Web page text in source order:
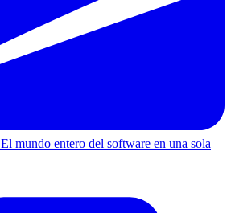
El mundo entero del software en una sola